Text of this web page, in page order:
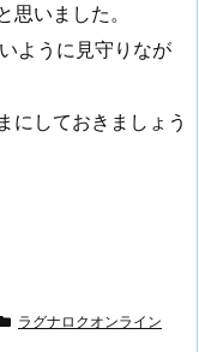
いました。
ように見守りなが
にしておきましょう
ラグナロクオンライン